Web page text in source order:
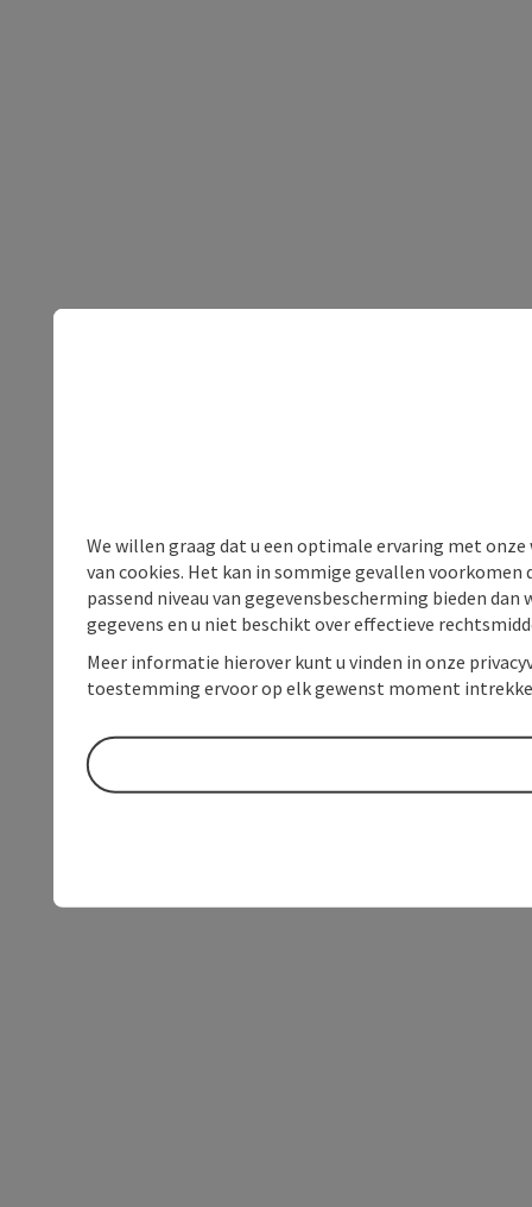
We willen graag dat u een optimale ervaring met
van cookies. Het kan in sommige gevallen voorkomen
passend niveau van gegevensbescherming bieden
gegevens en u niet beschikt over effectieve
Meer informatie hierover kunt u vinden in onze
toestemming ervoor op elk gewenst moment